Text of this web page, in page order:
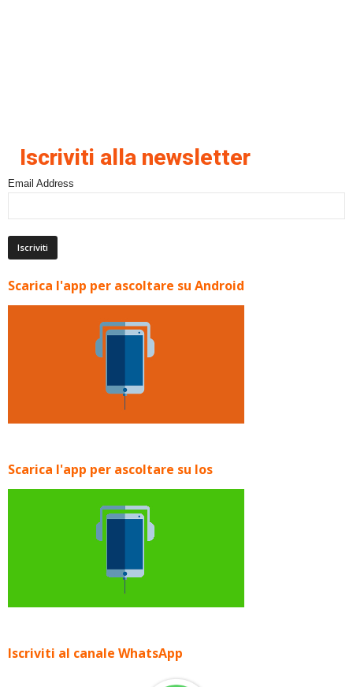
Iscriviti alla newsletter
Email Address
Scarica l'app per ascoltare su Android
Scarica l'app per ascoltare su Ios
Iscriviti al canale WhatsApp